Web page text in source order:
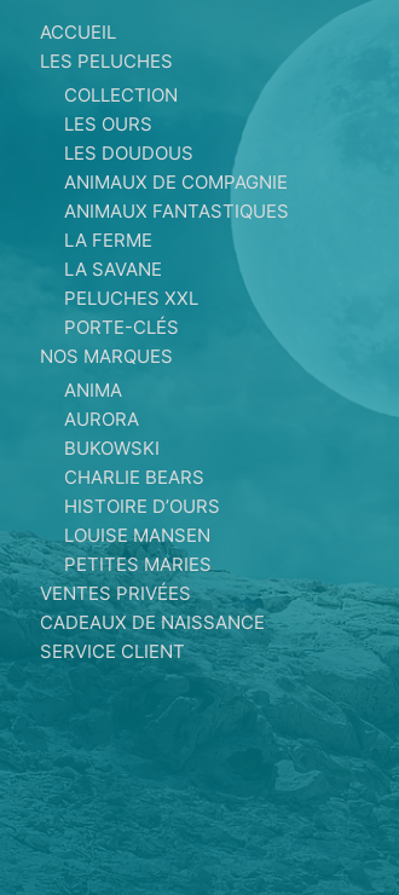
ACCUEIL
LES PELUCHES
COLLECTION
LES OURS
LES DOUDOUS
ANIMAUX DE COMPAGNIE
ANIMAUX FANTASTIQUES
LA FERME
LA SAVANE
PELUCHES XXL
PORTE-CLÉS
NOS MARQUES
ANIMA
AURORA
BUKOWSKI
CHARLIE BEARS
HISTOIRE D’OURS
LOUISE MANSEN
PETITES MARIES
VENTES PRIVÉES
CADEAUX DE NAISSANCE
SERVICE CLIENT